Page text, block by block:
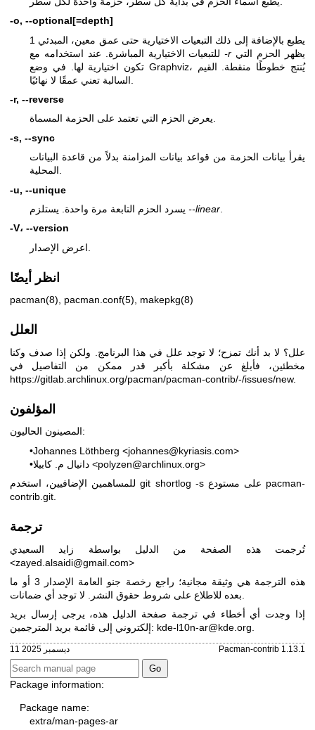
-o, --optional[=depth]
يطبع بالإضافة إلى ذلك التبعيات الاختيارية حتى عمق معين، المبدئي 1
للتبعيات الاختيارية المباشرة. عند استخدامه مع-r
تكون اختيارية لها. في وضع Graphviz، يُنتج خطوطًا منقطة. القيم
-r, --reverse
يعرض الحزم التي تعتمد على الحزمة المسماة.
-s, --sync
يقرأ بيانات الحزمة من قواعد بيانات المزامنة بدلاً من قاعدة البيانات
-u, --unique
--linear
-V، --version
انظر أيضًا
pacman(8), pacman.conf(5), makepkg(8)
العلل
علل؟ لا بد أنك تمزح؛ لا توجد علل في هذا البرنامج. ولكن إذا صدف وكنا
مخطئين، فأبلغ عن مشكلة بأكبر قدر ممكن من التفاصيل في
https://gitlab.archlinux.org/pacman/pacman-contrib/-/issues/new.
المؤلفون
المصينون الحاليون:
•Johannes Löthberg <johannes@kyriasis.com>
•دانيال م. كابيلا <polyzen@archlinux.org>
للمساهمين الإضافيين، استخدم git shortlog -s على مستودع pacman-
contrib.git.
ترجمة
تُرجمت هذه الصفحة من الدليل بواسطة زايد السعيدي
<zayed.alsaidi@gmail.com>
هذه الترجمة هي وثيقة مجانية؛ راجع رخصة جنو العامة الإصدار 3
أو ما
إذا وجدت أي أخطاء في ترجمة صفحة الدليل هذه، يرجى إرسال بريد
إلكتروني إلى قائمة بريد المترجمين: kde-l10n-ar@kde.org.
11 ديسمبر 2025 Pacman-contrib 1.13.1
Package information:
Package name:
extra/man-pages-ar